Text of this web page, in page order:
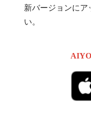
新バージョンにア
い。